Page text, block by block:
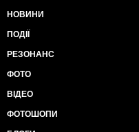
НОВИНИ
ПОДІЇ
РЕЗОНАНС
ФОТО
ВІДЕО
ФОТОШОПИ